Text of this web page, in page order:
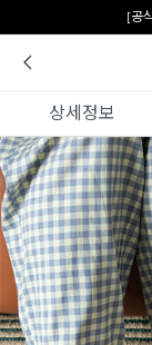
카
상세정보